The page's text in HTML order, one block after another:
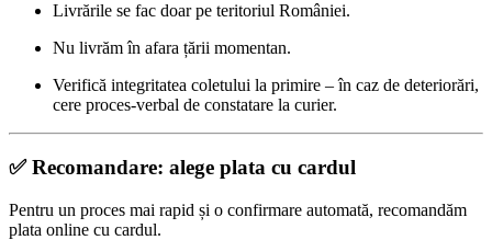
Livrările se fac doar pe teritoriul României.
Nu livrăm în afara țării momentan.
Verifică integritatea coletului la primire – în caz de deteriorări,
cere proces-verbal de constatare la curier.
✅ Recomandare: alege plata cu cardul
Pentru un proces mai rapid și o confirmare automată, recomandăm
plata online cu cardul.